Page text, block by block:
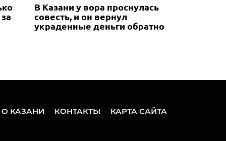
В Казани у вора проснулась
совесть, и он вернул
украденные деньги обратно
КАЗАНИ КОНТАКТЫ КАРТА САЙТА